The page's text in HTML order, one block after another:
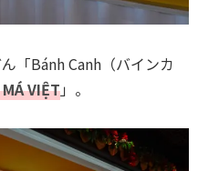
「Bánh Canh（バインカ
VIỆT」。